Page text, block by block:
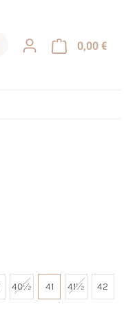
0,00 €
40½ 41 41½ 42